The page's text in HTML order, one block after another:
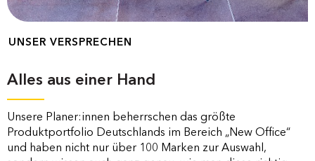
UNSER VERSPRECHEN
Alles aus einer Hand
Unsere Planer:innen beherrschen das größte
Produktportfolio Deutschlands im Bereich „New Office“
und haben nicht nur über 100 Marken zur Auswahl,